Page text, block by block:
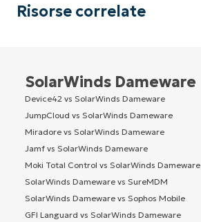
Risorse correlate
SolarWinds Dameware
Device42 vs SolarWinds Dameware
JumpCloud vs SolarWinds Dameware
Miradore vs SolarWinds Dameware
Jamf vs SolarWinds Dameware
Moki Total Control vs SolarWinds Dameware
SolarWinds Dameware vs SureMDM
SolarWinds Dameware vs Sophos Mobile
GFI Languard vs SolarWinds Dameware